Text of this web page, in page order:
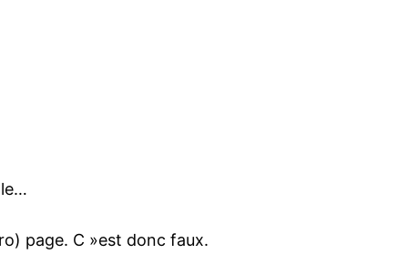
page. C »est donc faux.